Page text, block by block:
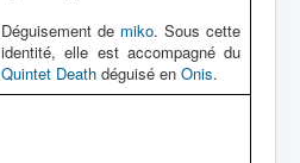
Déguisement de miko. Sous cette
identité, elle est accompagné du
Quintet Death déguisé en Onis.